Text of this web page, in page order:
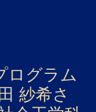
ログラム
紗希さ